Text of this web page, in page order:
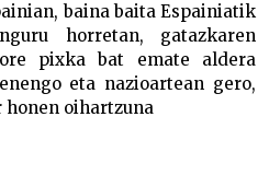
baina baita Espainiatik
horretan, gatazkaren
pixka bat emate aldera
eta nazioartean gero,
honen oihartzuna